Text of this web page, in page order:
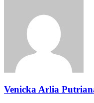
Venicka Arlia